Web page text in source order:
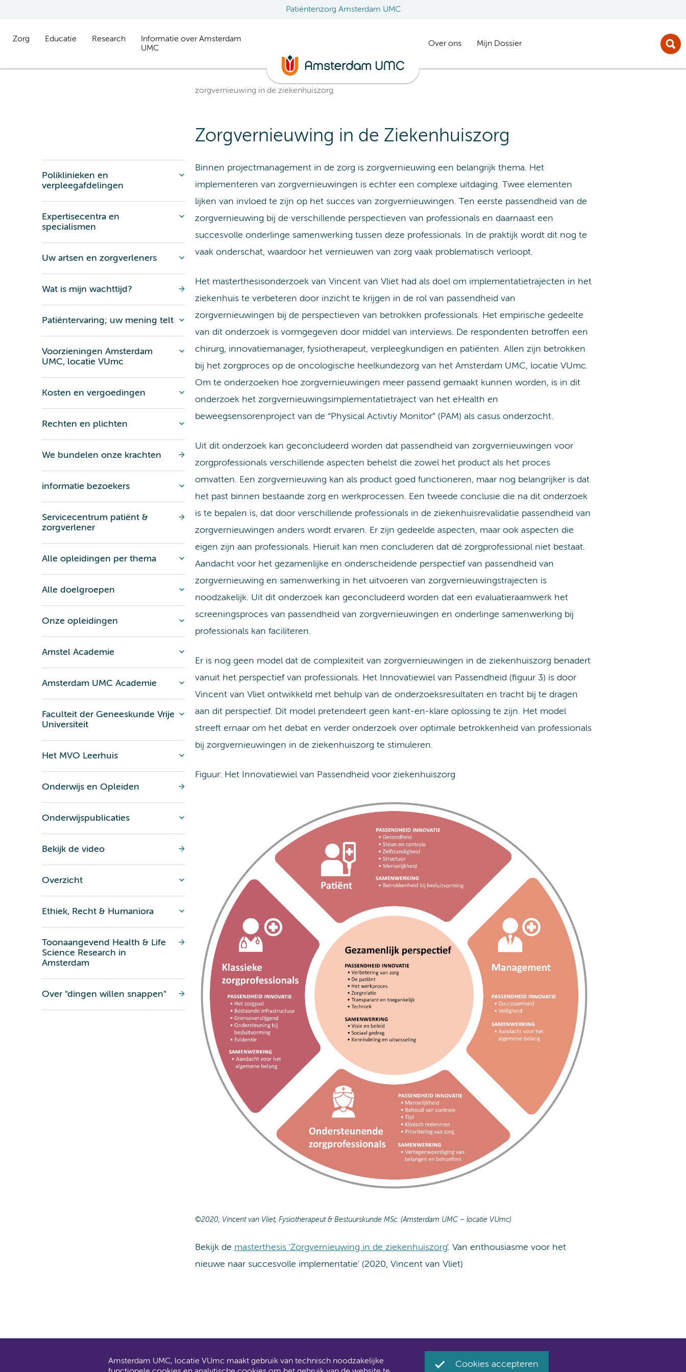
Patiëntenzorg Amsterdam UMC
Zorg Educatie Research
Informatie over Amsterdam
UMC
Over ons Mijn Dossier
zorgvernieuwing in de ziekenhuiszorg
Zorgvernieuwing in de Ziekenhuiszorg
Poliklinieken en
verpleegafdelingen
Expertisecentra en
specialismen
Uw artsen en zorgverleners
Wat is mijn wachttijd?
Patiëntervaring; uw mening telt
Voorzieningen Amsterdam
UMC, locatie VUmc
Kosten en vergoedingen
Rechten en plichten
We bundelen onze krachten
informatie bezoekers
Servicecentrum patiënt &
zorgverlener
Alle opleidingen per thema
Alle doelgroepen
Onze opleidingen
Amstel Academie
Amsterdam UMC Academie
Faculteit der Geneeskunde Vrije
Universiteit
Het MVO Leerhuis
Onderwijs en Opleiden
Onderwijspublicaties
Bekijk de video
Overzicht
Ethiek, Recht & Humaniora
Toonaangevend Health & Life
Science Research in
Amsterdam
Over "dingen willen snappen"
Binnen projectmanagement in de zorg is zorgvernieuwing een belangrijk thema. Het
implementeren van zorgvernieuwingen is echter een complexe uitdaging. Twee elementen
lijken van invloed te zijn op het succes van zorgvernieuwingen. Ten eerste passendheid van de
zorgvernieuwing bij de verschillende perspectieven van professionals en daarnaast een
succesvolle onderlinge samenwerking tussen deze professionals. In de praktijk wordt dit nog te
vaak onderschat, waardoor het vernieuwen van zorg vaak problematisch verloopt.
Het masterthesisonderzoek van Vincent van Vliet had als doel om implementatietrajecten in het
ziekenhuis te verbeteren door inzicht te krijgen in de rol van passendheid van
zorgvernieuwingen bij de perspectieven van betrokken professionals. Het empirische gedeelte
van dit onderzoek is vormgegeven door middel van interviews. De respondenten betroffen een
chirurg, innovatiemanager, fysiotherapeut, verpleegkundigen en patiënten. Allen zijn betrokken
bij het zorgproces op de oncologische heelkundezorg van het Amsterdam UMC, locatie VUmc.
Om te onderzoeken hoe zorgvernieuwingen meer passend gemaakt kunnen worden, is in dit
onderzoek het zorgvernieuwingsimplementatietraject van het eHealth en
beweegsensorenproject van de “Physical Activtiy Monitor” (PAM) als casus onderzocht.
Uit dit onderzoek kan geconcludeerd worden dat passendheid van zorgvernieuwingen voor
zorgprofessionals verschillende aspecten behelst die zowel het product als het proces
omvatten. Een zorgvernieuwing kan als product goed functioneren, maar nog belangrijker is dat
het past binnen bestaande zorg en werkprocessen. Een tweede conclusie die na dit onderzoek
is te bepalen is, dat door verschillende professionals in de ziekenhuisrevalidatie passendheid van
zorgvernieuwingen anders wordt ervaren. Er zijn gedeelde aspecten, maar ook aspecten die
eigen zijn aan professionals. Hieruit kan men concluderen dat dé zorgprofessional niet bestaat.
Aandacht voor het gezamenlijke en onderscheidende perspectief van passendheid van
zorgvernieuwing en samenwerking in het uitvoeren van zorgvernieuwingstrajecten is
noodzakelijk. Uit dit onderzoek kan geconcludeerd worden dat een evaluatieraamwerk het
screeningsproces van passendheid van zorgvernieuwingen en onderlinge samenwerking bij
professionals kan faciliteren.
Er is nog geen model dat de complexiteit van zorgvernieuwingen in de ziekenhuiszorg benadert
vanuit het perspectief van professionals. Het Innovatiewiel van Passendheid (figuur 3) is door
Vincent van Vliet ontwikkeld met behulp van de onderzoeksresultaten en tracht bij te dragen
aan dit perspectief. Dit model pretendeert geen kant-en-klare oplossing te zijn. Het model
streeft ernaar om het debat en verder onderzoek over optimale betrokkenheid van professionals
bij zorgvernieuwingen in de ziekenhuiszorg te stimuleren.
Figuur: Het Innovatiewiel van Passendheid voor ziekenhuiszorg
©2020, Vincent van Vliet, Fysiotherapeut & Bestuurskunde MSc. (Amsterdam UMC – locatie VUmc)
Bekijk de masterthesis 'Zorgvernieuwing in de ziekenhuiszorg'. Van enthousiasme voor het
nieuwe naar succesvolle implementatie' (2020, Vincent van Vliet)
AMC en VUmc zijn al een tijdje samen Amsterdam UMC.
Amsterdam UMC, locatie VUmc maakt gebruik van technisch noodzakelijke
Cookies accepteren